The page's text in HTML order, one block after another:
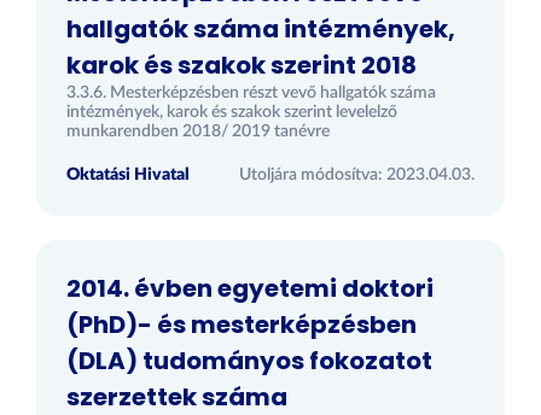
hallgatók száma intézmények,
karok és szakok szerint 2018
3.3.6. Mesterképzésben részt vevő hallgatók száma
intézmények, karok és szakok szerint levelelző
munkarendben 2018/ 2019 tanévre
Oktatási Hivatal Utoljára módosítva: 2023.04.03.
2014. évben egyetemi doktori
(PhD)- és mesterképzésben
(DLA) tudományos fokozatot
szerzettek száma